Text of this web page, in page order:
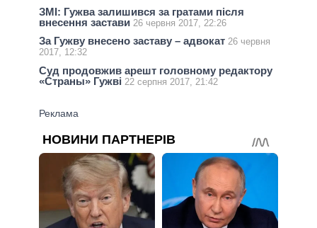
ЗМІ: Гужва залишився за гратами після
внесення застави 26 червня 2017, 22:26
За Гужву внесено заставу – адвокат 26 червня
2017, 12:32
Суд продовжив арешт головному редактору
«Страны» Гужві 22 серпня 2017, 21:42